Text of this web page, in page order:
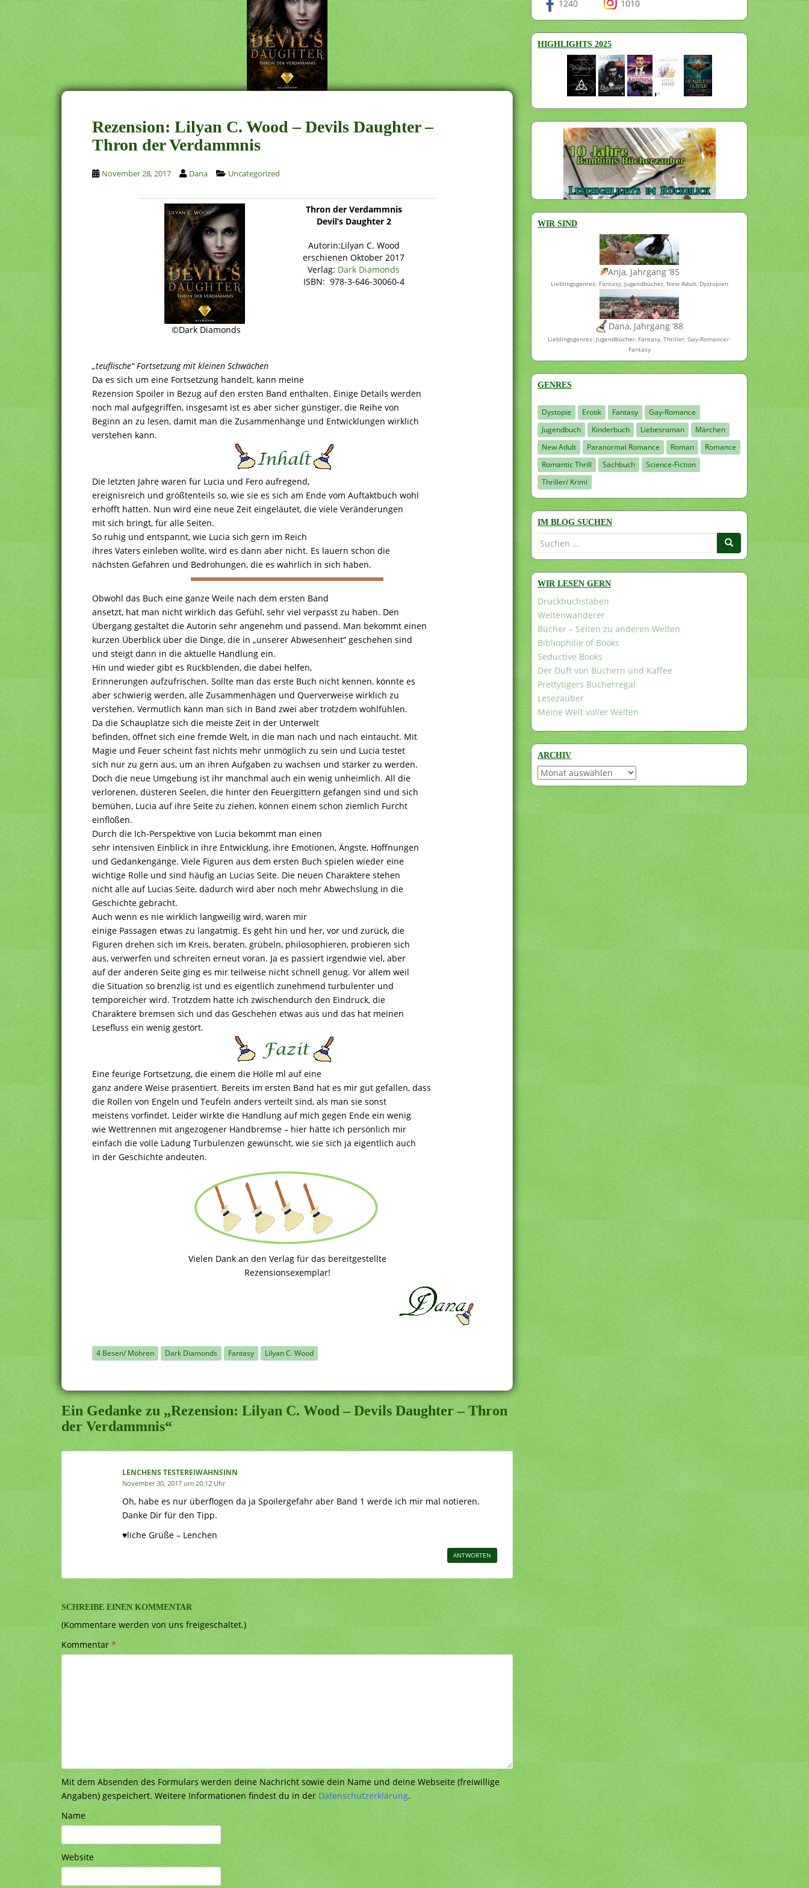
Rezension: Lilyan C. Wood – Devils Daughter –
Thron der Verdammnis
November 28, 2017 Dana Uncategorized
©Dark Diamonds
Thron der Verdammnis
Devil’s Daughter 2
Autorin:Lilyan C. Wood
erschienen Oktober 2017
Verlag: Dark Diamonds
ISBN: 978-3-646-30060-4
„teuflische“ Fortsetzung mit kleinen Schwächen
Da es sich um eine Fortsetzung handelt, kann meine
Rezension Spoiler in Bezug auf den ersten Band enthalten. Einige Details werden
noch mal aufgegriffen, insgesamt ist es aber sicher günstiger, die Reihe von
Beginn an zu lesen, damit man die Zusammenhänge und Entwicklungen wirklich
verstehen kann.
Die letzten Jahre waren für Lucia und Fero aufregend,
ereignisreich und größtenteils so, wie sie es sich am Ende vom Auftaktbuch wohl
erhofft hatten. Nun wird eine neue Zeit eingeläutet, die viele Veränderungen
mit sich bringt, für alle Seiten.
So ruhig und entspannt, wie Lucia sich gern im Reich
ihres Vaters einleben wollte, wird es dann aber nicht. Es lauern schon die
nächsten Gefahren und Bedrohungen, die es wahrlich in sich haben.
Obwohl das Buch eine ganze Weile nach dem ersten Band
ansetzt, hat man nicht wirklich das Gefühl, sehr viel verpasst zu haben. Den
Übergang gestaltet die Autorin sehr angenehm und passend. Man bekommt einen
kurzen Überblick über die Dinge, die in „unserer Abwesenheit“ geschehen sind
und steigt dann in die aktuelle Handlung ein.
Hin und wieder gibt es Rückblenden, die dabei helfen,
Erinnerungen aufzufrischen. Sollte man das erste Buch nicht kennen, könnte es
aber schwierig werden, alle Zusammenhägen und Querverweise wirklich zu
verstehen. Vermutlich kann man sich in Band zwei aber trotzdem wohlfühlen.
Da die Schauplätze sich die meiste Zeit in der Unterwelt
befinden, öffnet sich eine fremde Welt, in die man nach und nach eintaucht. Mit
Magie und Feuer scheint fast nichts mehr unmöglich zu sein und Lucia testet
sich nur zu gern aus, um an ihren Aufgaben zu wachsen und stärker zu werden.
Doch die neue Umgebung ist ihr manchmal auch ein wenig unheimlich. All die
verlorenen, düsteren Seelen, die hinter den Feuergittern gefangen sind und sich
bemühen, Lucia auf ihre Seite zu ziehen, können einem schon ziemlich Furcht
einflößen.
Durch die Ich-Perspektive von Lucia bekommt man einen
sehr intensiven Einblick in ihre Entwicklung, ihre Emotionen, Ängste, Hoffnungen
und Gedankengänge. Viele Figuren aus dem ersten Buch spielen wieder eine
wichtige Rolle und sind häufig an Lucias Seite. Die neuen Charaktere stehen
nicht alle auf Lucias Seite, dadurch wird aber noch mehr Abwechslung in die
Geschichte gebracht.
Auch wenn es nie wirklich langweilig wird, waren mir
einige Passagen etwas zu langatmig. Es geht hin und her, vor und zurück, die
Figuren drehen sich im Kreis, beraten, grübeln, philosophieren, probieren sich
aus, verwerfen und schreiten erneut voran. Ja es passiert irgendwie viel, aber
auf der anderen Seite ging es mir teilweise nicht schnell genug. Vor allem weil
die Situation so brenzlig ist und es eigentlich zunehmend turbulenter und
temporeicher wird. Trotzdem hatte ich zwischendurch den Eindruck, die
Charaktere bremsen sich und das Geschehen etwas aus und das hat meinen
Lesefluss ein wenig gestört.
Eine feurige Fortsetzung, die einem die Hölle ml auf eine
ganz andere Weise präsentiert. Bereits im ersten Band hat es mir gut gefallen, dass
die Rollen von Engeln und Teufeln anders verteilt sind, als man sie sonst
meistens vorfindet. Leider wirkte die Handlung auf mich gegen Ende ein wenig
wie Wettrennen mit angezogener Handbremse – hier hätte ich persönlich mir
einfach die volle Ladung Turbulenzen gewünscht, wie sie sich ja eigentlich auch
in der Geschichte andeuten.
Vielen Dank an den Verlag für das bereitgestellte
Rezensionsexemplar!
4 Besen/ Möhren Dark Diamonds Fantasy Lilyan C. Wood
Ein Gedanke zu „Rezension: Lilyan C. Wood – Devils Daughter – Thron
der Verdammnis“
LENCHENS TESTEREIWAHNSINN
November 30, 2017 um 20:12 Uhr
Oh, habe es nur überflogen da ja Spoilergefahr aber Band 1 werde ich mir mal notieren.
Danke Dir für den Tipp.
♥liche Grüße – Lenchen
ANTWORTEN
SCHREIBE EINEN KOMMENTAR
(Kommentare werden von uns freigeschaltet.)
Kommentar*
Mit dem Absenden des Formulars werden deine Nachricht sowie dein Name und deine Webseite (freiwillige
Angaben) gespeichert. Weitere Informationen findest du in derDatenschutzerklärung.
Name
Website
1240 1010
HIGHLIGHTS 2025
WIR SIND
Anja, Jahrgang ’85
Lieblingsgenres: Fantasy, Jugendbücher, New Adult, Dystopien
Dana, Jahrgang ’88
Lieblingsgenres: Jugendbücher, Fantasy, Thriller, Gay-Romance/-
Fantasy
GENRES
Dystopie Erotik Fantasy
Gay-Romance
Jugendbuch
Kinderbuch Liebesroman
Märchen
New Adult
Paranormal Romance Roman
Romance
Romantic Thrill
Sachbuch
Science-Fiction
Thriller/ Krimi
IM BLOG SUCHEN
Suchen
WIR LESEN GERN
Druckbuchstaben
Weltenwanderer
Bücher – Seiten zu anderen Welten
Bibliophilie of Books
Seductive Books
Der Duft von Büchern und Kaffee
Prettytigers Bücherregal
Lesezauber
Meine Welt voller Welten
ARCHIV
Archiv